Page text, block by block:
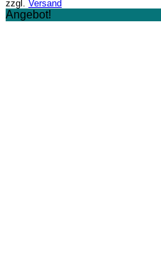
zzgl. Versand
Angebot!